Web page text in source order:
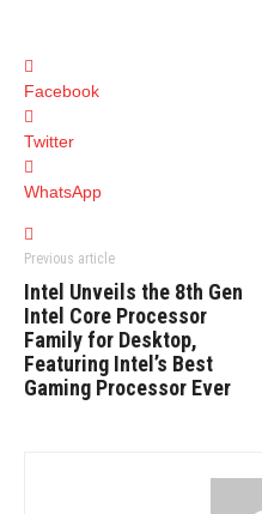
Facebook
Twitter
WhatsApp
Previous article
Intel Unveils the 8th Gen
Intel Core Processor
Family for Desktop,
Featuring Intel’s Best
Gaming Processor Ever